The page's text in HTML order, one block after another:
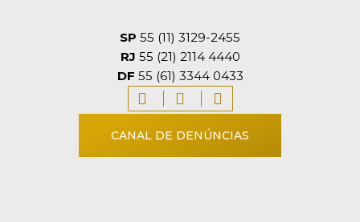
CANAL DE DENÚNCIAS
SP 55 (11) 3129-2455
RJ 55 (21) 2114 4440
DF 55 (61) 3344 0433